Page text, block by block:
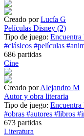
Creado porLucía G
Películas Disney (2)
Tipo de juego: Encuentra
#clásicos #películas
686 partidas
Cine
Creado porAlejandro M
Autor y obra literaria
Tipo de juego: Encuentra
#obras #autores #libros
673 partidas
Literatura